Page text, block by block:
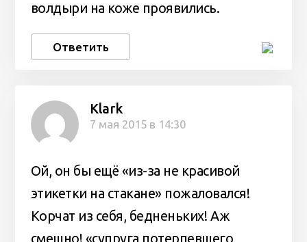
волдыри на коже проявились.
Ответить
Klark
7 мая 2015 в 14:30
Ой, он бы ещё «из-за не красивой
этикетки на стакане» пожаловался!
Корчат из себя, бедненьких! Аж
смешно! «супруга потерпевшего